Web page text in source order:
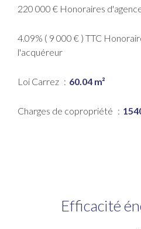
220 000 € Honoraires
4.09% ( 9 000 € ) TTC
l'acquéreur
Loi Carrez 60.04 m²
Charges de copropriété
Efficacité